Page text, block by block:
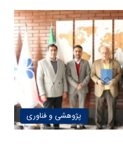
پژوهشی و فناوری